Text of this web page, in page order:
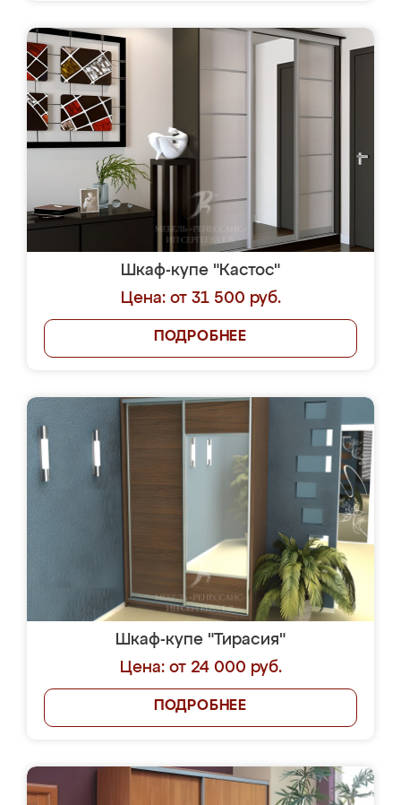
Шкаф-купе "Кастос"
Цена: от 31 500 руб.
ПОДРОБНЕЕ
Шкаф-купе "Тирасия"
Цена: от 24 000 руб.
ПОДРОБНЕЕ